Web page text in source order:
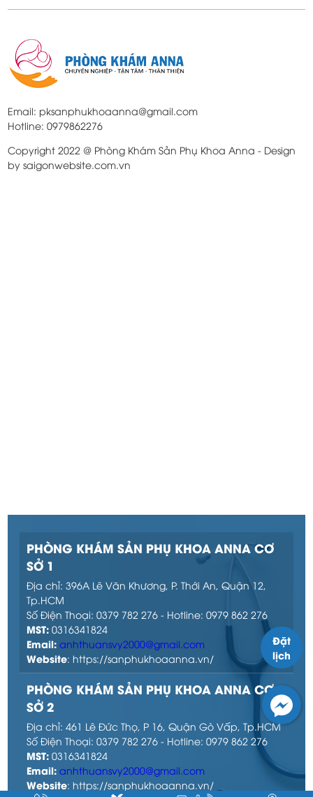
Email: pksanphukhoaanna@gmail.com
Hotline: 0979862276
Copyright 2022 @ Phòng Khám Sản Phụ Khoa Anna - Design
by saigonwebsite.com.vn
PHÒNG KHÁM SẢN PHỤ KHOA ANNA CƠ
SỞ 1
Địa chỉ: 396A Lê Văn Khương, P. Thới An, Quận 12,
Tp.HCM
Số Điện Thoại: 0379 782 276 - Hotline: 0979 862 276
MST:0316341824
Email:anhthuansvy2000@gmail.com
Website: https://sanphukhoaanna.vn/
PHÒNG KHÁM SẢN PHỤ KHOA ANNA CƠ
SỞ 2
Địa chỉ: 461 Lê Đức Thọ, P 16, Quận Gò Vấp, Tp.HCM
Số Điện Thoại: 0379 782 276 - Hotline: 0979 862 276
MST:0316341824
Email:anhthuansvy2000@gmail.com
Website: https://sanphukhoaanna.vn/
Đặt
lịch